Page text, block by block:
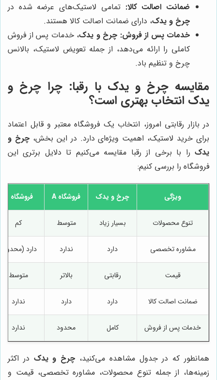
ضمانت اصالت کالا: تمامی لاستیک‌های عرضه شده در
چرخ و یدک، دارای ضمانت اصالت کالا هستند.
خدمات پس از فروش: چرخ و یدک، خدمات پس از فروش
کاملی را ارائه می‌دهد، از جمله تعویض لاستیک، بالانس
چرخ و تنظیم باد.
مقایسهچرخ و یدک با رقبا: چرا چرخ و
یدک انتخاب بهتری است؟
در بازار رقابتی امروز، انتخاب یک فروشگاه معتبر و قابل اعتماد
برای خرید لاستیک، اهمیت ویژه‌ای دارد. در این بخش،چرخ و
یدک را با برخی از رقبا مقایسه می‌کنیم تا دلایل برتری این
فروشگاه را بررسی کنیم:
ویژگی چرخ و یدک فروشگاه A فروشگاه B
تنوع محصولات بسیار زیاد متوسط کم
مشاوره تخصصی دارد ندارد دارد (محدود)
قیمت رقابتی بالاتر متوسط
ضمانت اصالت کالا دارد دارد ندارد
خدمات پس از فروش کامل محدود ندارد
همانطور که در جدول مشاهده می‌کنید، چرخ و یدک در اکثر
زمینه‌ها، از جمله تنوع محصولات، مشاوره تخصصی، قیمت و